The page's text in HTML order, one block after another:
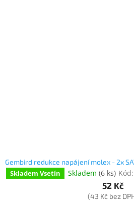
Gembird redukce napájení molex - 2x
Skladem Vsetín Skladem (6 ks) Kód:
52 Kč
(43 Kč bez